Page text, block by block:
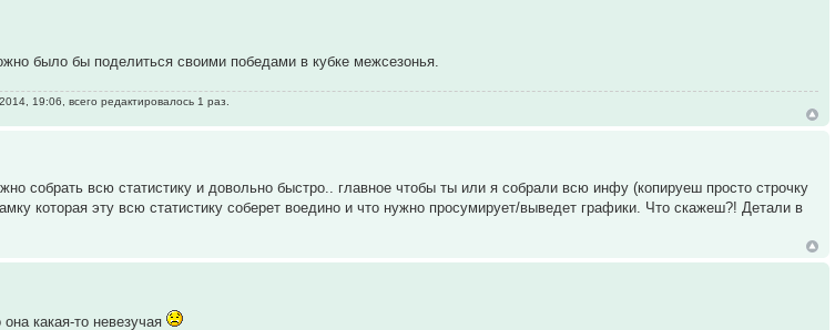
было бы поделиться своими победами в кубке межсезонья.
19:06, всего редактировалось 1 раз.
собрать всю статистику и довольно быстро.. главное чтобы ты или я собрали всю инфу (копируеш просто строчку
которая эту всю статистику соберет воедино и что нужно просумирует/выведет графики. Что скажеш?! Детали в
какая-то невезучая